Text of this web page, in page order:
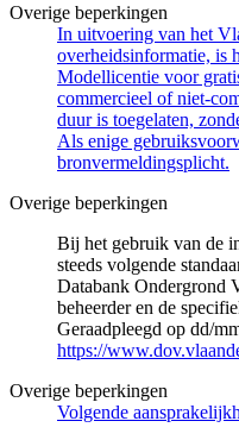
Overige beperkingen
In uitvoering van het
overheidsinformatie, is
Modellicentie voor
commercieel of niet-
duur is toegelaten,
Als enige
bronvermeldingsplicht.
Overige beperkingen
Bij het gebruik van de
steeds volgende
Databank Ondergrond
beheerder en de
Geraadpleegd op dd/
https://
Overige beperkingen
Volgende